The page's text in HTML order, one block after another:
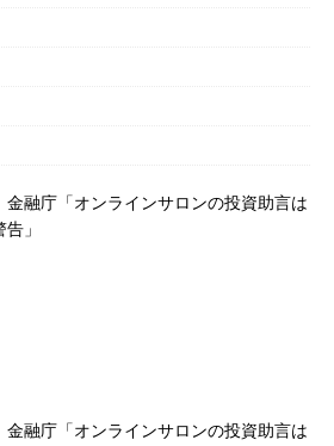
融庁「オンラインサロンの投資助言は
」
融庁「オンラインサロンの投資助言は